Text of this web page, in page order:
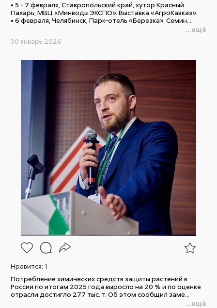
• 5 - 7 февраля, Ставропольский край, хутор Красный
Пахарь, МВЦ «Минводы ЭКСПО». Выставка «АгроКавказ».
• 6 февраля, Челябинск, Парк-отель «Березка». Семин...
...ещё
30 январь 2026
Нравится:1
Потребление химических средств защиты растений в
России по итогам 2025 года выросло на 20 % и по оценке
отрасли достигло 277 тыс. т. Об этом сообщил заме...
...ещё